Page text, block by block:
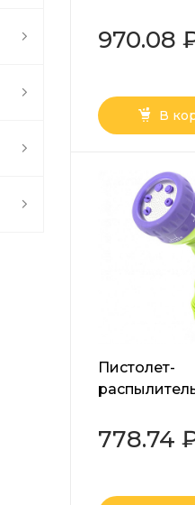
спереди,
970.08
В
Пистолет-
778.74